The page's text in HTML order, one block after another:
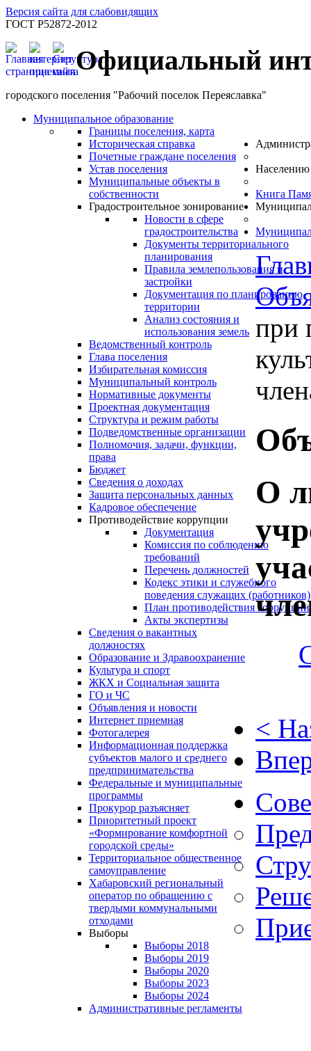
Версия сайта для слабовидящих
ГОСТ Р52872-2012
Официальный
городского поселения "Рабочий поселок Переяславка"
Муниципальное образование
Границы поселения, карта
Историческая справка
Почетные граждане поселения
Устав поселения
Муниципальные объекты в
собственности
Градостроительное зонирование
Новости в сфере
градостроительства
Документы территориального
планирования
Правила землепользования и
застройки
Документация по планированию
территории
Анализ состояния и
использования земель
Ведомственный контроль
Глава поселения
Избирательная комиссия
Муниципальный контроль
Нормативные документы
Проектная документация
Структура и режим работы
Подведомственные организации
Полномочия, задачи, функции,
права
Бюджет
Сведения о доходах
Защита персональных данных
Кадровое обеспечение
Противодействие коррупции
Документация
Комиссия по соблюдению
требований
Перечень должностей
Кодекс этики и служебного
поведения служащих (работников)
План противодействия коррупции
Акты экспертизы
Сведения о вакантных
должностях
Населению
Образование и Здравоохранение
Культура и спорт
ЖКХ и Социальная защита
ГО и ЧС
Объявления и новости
Интернет приемная
Фотогалерея
Информационная поддержка
субъектов малого и среднего
предпринимательства
Федеральные и муниципальные
программы
Прокурор разъясняет
Приоритетный проект
«Формирование комфортной
городской среды»
Территориальное общественное
самоуправление
Хабаровский региональный
оператор по обращению с
твердыми коммунальными
отходами
Выборы
Выборы 2018
Выборы 2019
Выборы 2020
Выборы 2023
Выборы 2024
Книга
Административные регламенты
при
О
<